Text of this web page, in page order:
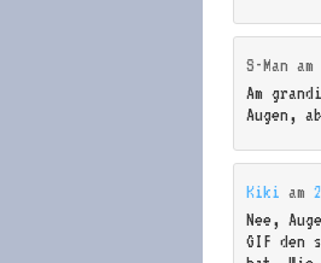
S-Man am
Am
Augen,
Kiki am
Nee,
GIF den